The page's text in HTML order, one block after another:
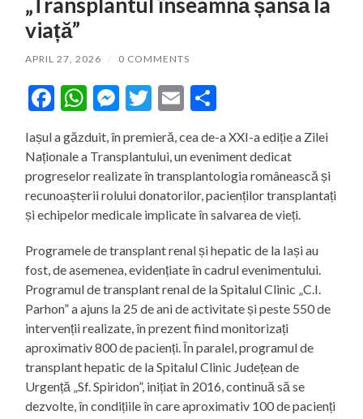
„Transplantul înseamnă șansă la
viață”
APRIL 27, 2026 / 0 COMMENTS
Facebook
WhatsApp
Messenger
Twitter
Email
Iașul a găzduit, în premieră, cea de-a XXI-a ediție a Zilei
Naționale a Transplantului, un eveniment dedicat
progreselor realizate în transplantologia românească și
recunoașterii rolului donatorilor, pacienților transplantați
și echipelor medicale implicate în salvarea de vieți.
Programele de transplant renal și hepatic de la Iași au
fost, de asemenea, evidențiate în cadrul evenimentului.
Programul de transplant renal de la Spitalul Clinic „C.I.
Parhon” a ajuns la 25 de ani de activitate și peste 550 de
intervenții realizate, în prezent fiind monitorizați
aproximativ 800 de pacienți. În paralel, programul de
transplant hepatic de la Spitalul Clinic Județean de
Urgență „Sf. Spiridon”, inițiat în 2016, continuă să se
dezvolte, în condițiile în care aproximativ 100 de pacienți